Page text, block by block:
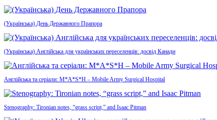
(Українська) День Державного Прапора
(Українська) Англійська для українських переселенців: досвід Канади
Англійська та серіали: M*A*S*H – Mobile Army Surgical Hospital
Stenography: Tironian notes, “grass script,” and Isaac Pitman